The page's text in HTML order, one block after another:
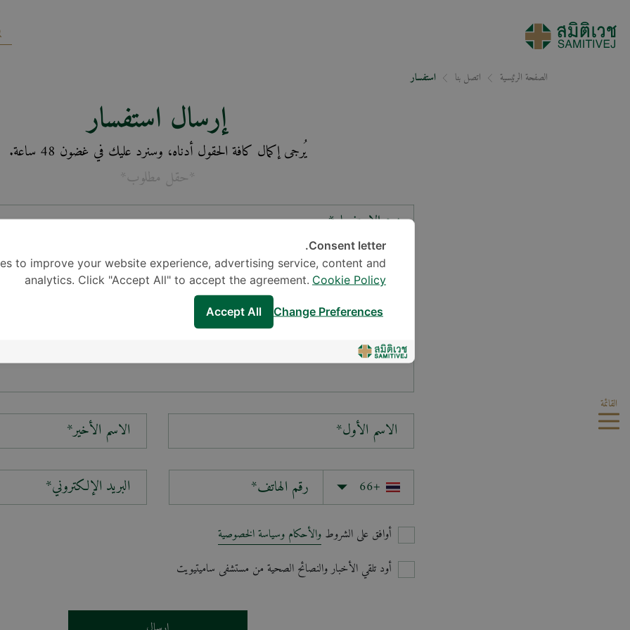
القائمة
الصفحة الرئيسية اتصل بنا استفسار
إرسال استفسار
يُرجى إكمال كافة الحقول أدناه، وسنرد عليك في غضون 48 ساعة.
*حقل مطلوب*
نوع الاستفسار*
الموقع*
الاسم الأول* الاسم الأخير*
البريد الإلكتروني*
أوافق على الشروط والأحكام وسياسة الخصوصية
أود تلقي الأخبار والنصائح الصحية من مستشفى ساميتيويت
Consent letter.
to improve your website experience, advertising service, content and
analytics. Click "Accept All" to accept the agreement. Cookie Policy
Accept All Change Preferences